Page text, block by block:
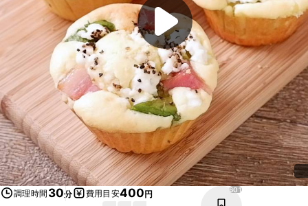
調理時間 30分 費用目安400円 601